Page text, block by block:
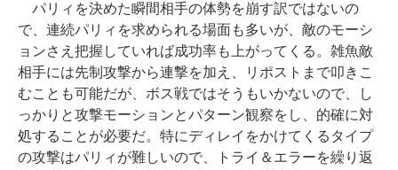
パリィを決めた瞬間相手の体勢を崩す訳ではないの
で、連続パリィを求められる場面も多いが、敵のモーシ
ョンさえ把握していれば成功率も上がってくる。雑魚敵
相手には先制攻撃から連撃を加え、リポストまで叩きこ
むことも可能だが、ボス戦ではそうもいかないので、し
っかりと攻撃モーションとパターン観察をし、的確に対
処することが必要だ。特にディレイをかけてくるタイプ
の攻撃はパリィが難しいので、トライ＆エラーを繰り返